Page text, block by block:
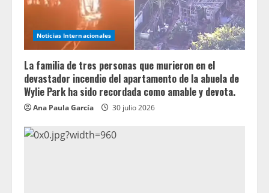
Noticias Internacionales
La familia de tres personas que murieron en el
devastador incendio del apartamento de la abuela de
Wylie Park ha sido recordada como amable y devota.
Ana Paula García 30 julio 2026